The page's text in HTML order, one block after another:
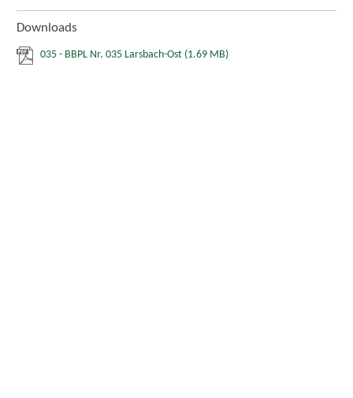
Downloads
035 - BBPL Nr. 035 Larsbach-Ost (1.69 MB)